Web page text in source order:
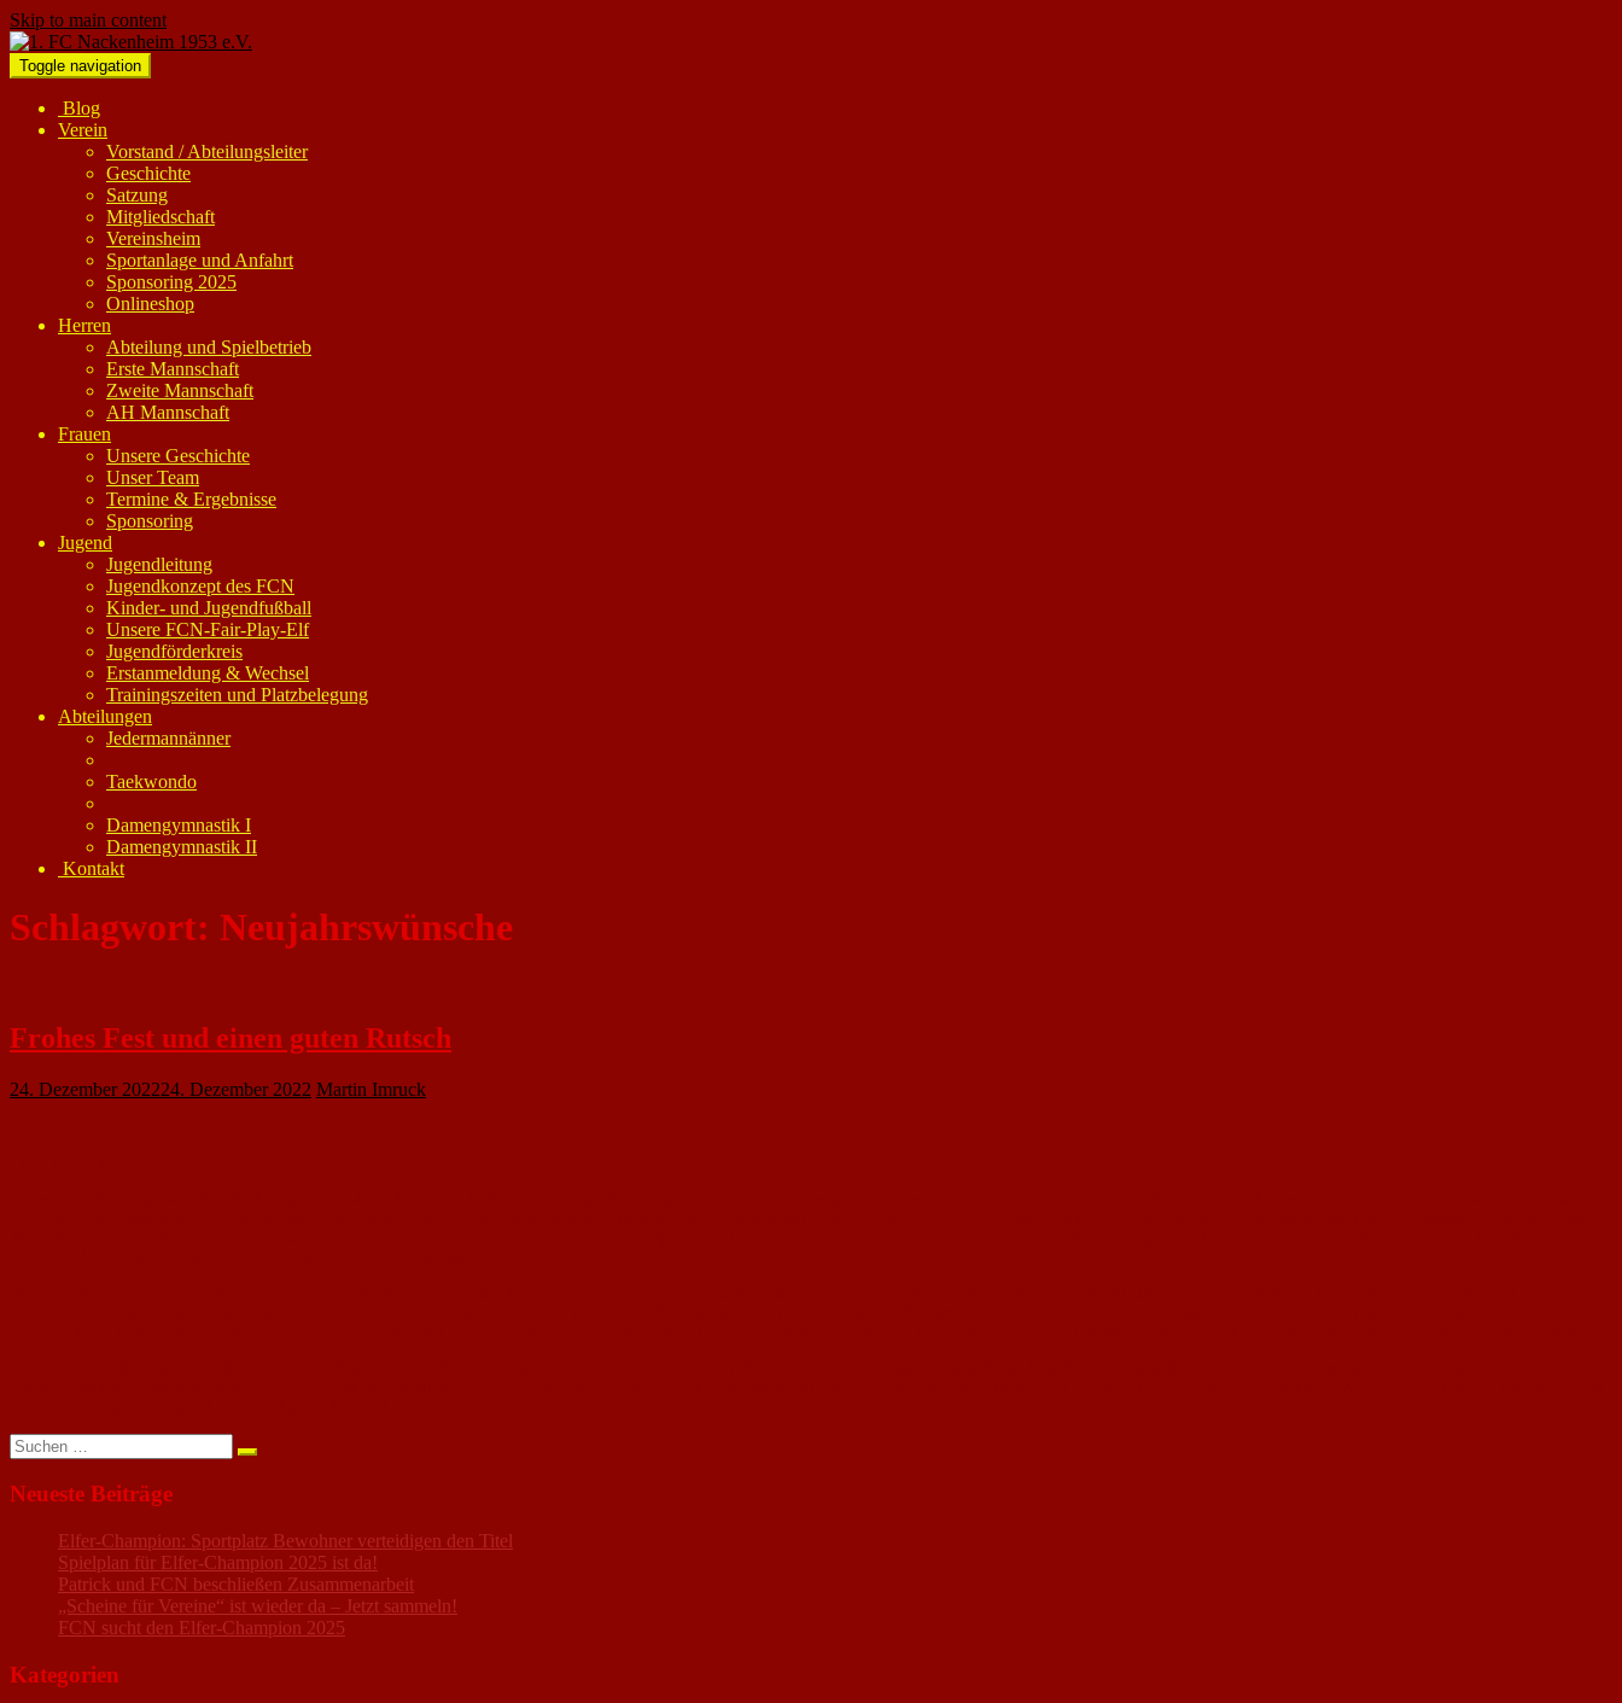
Skip to main content
Toggle navigation
Blog
Verein
Vorstand / Abteilungsleiter
Geschichte
Satzung
Mitgliedschaft
Vereinsheim
Sportanlage und Anfahrt
Sponsoring 2025
Onlineshop
Herren
Abteilung und Spielbetrieb
Erste Mannschaft
Zweite Mannschaft
AH Mannschaft
Frauen
Unsere Geschichte
Unser Team
Termine & Ergebnisse
Sponsoring
Jugend
Jugendleitung
Jugendkonzept des FCN
Kinder- und Jugendfußball
Unsere FCN-Fair-Play-Elf
Jugendförderkreis
Erstanmeldung & Wechsel
Trainingszeiten und Platzbelegung
Abteilungen
Jedermannänner
Taekwondo
Damengymnastik I
Damengymnastik II
Kontakt
Schlagwort: Neujahrswünsche
Frohes Fest und einen guten Rutsch
24. Dezember 202224. Dezember 2022 Martin Imruck
Suchen
nach:
Neueste Beiträge
Elfer-Champion: Sportplatz Bewohner verteidigen den Titel
Spielplan für Elfer-Champion 2025 ist da!
Patrick und FCN beschließen Zusammenarbeit
„Scheine für Vereine“ ist wieder da – Jetzt sammeln!
FCN sucht den Elfer-Champion 2025
Kategorien